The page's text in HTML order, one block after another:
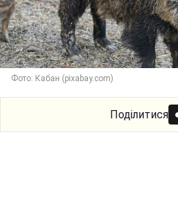
Фото: Кабан (pixabay.com)
Поділитися